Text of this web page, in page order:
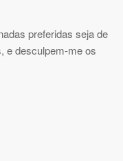
preferidas seja de
e desculpem-me os